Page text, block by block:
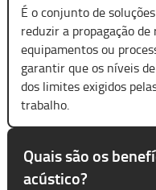
É o conjunto de
reduzir a propagação
equipamentos ou
garantir que os níveis
dos limites exigidos
trabalho.
Quais são os
acústico?